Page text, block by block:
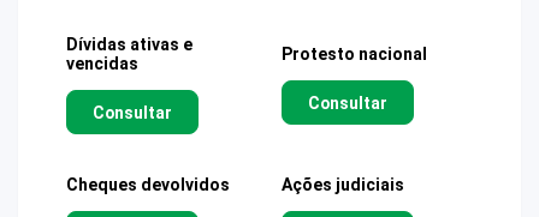
Dívidas ativas e
vencidas
Consultar
Protesto nacional
Consultar
Cheques devolvidos Ações judiciais